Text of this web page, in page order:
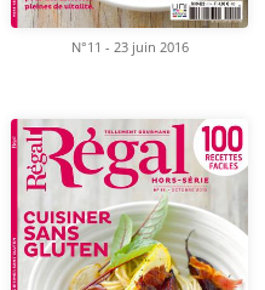
N°11 - 23 juin 2016